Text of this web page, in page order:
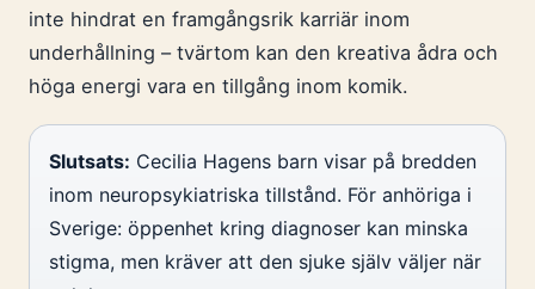
inte hindrat en framgångsrik karriär inom
underhållning – tvärtom kan den kreativa ådra och
höga energi vara en tillgång inom komik.
Slutsats: Cecilia Hagens barn visar på bredden
inom neuropsykiatriska tillstånd. För anhöriga i
Sverige: öppenhet kring diagnoser kan minska
stigma, men kräver att den sjuke själv väljer när